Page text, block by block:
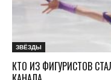
ЗВЁЗДЫ
КТО ИЗ ФИГУРИСТОВ